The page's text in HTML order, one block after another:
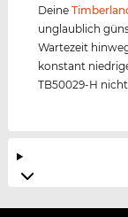
Deine
unglaublich
Wartezeit
konstant
TB50029-H